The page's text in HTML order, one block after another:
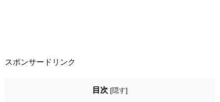
スポンサードリンク
目次 [隠す]